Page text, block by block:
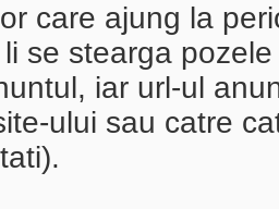
care ajung la
se stearga
iar url-ul
ului sau catre